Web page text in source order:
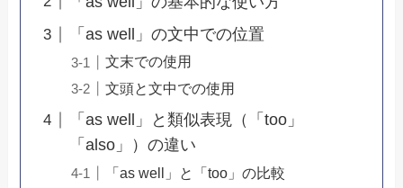
「as well」の文中での位置
文末での使用
文頭と文中での使用
「as well」と類似表現（「too」
「also」）の違い
「as well」と「too」の比較